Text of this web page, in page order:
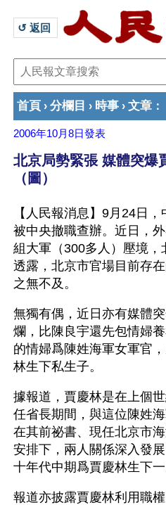
↺ 返回
首頁 › 分欄目 › 時事 › 文章 ：
2006年10月8日發表
北京局勢緊張 媒體突爆
（圖）
【人民報消息】9月24日
被中央撤職查辦。近日，
組大軍（300多人）壓境
透露，北京市官場目前存
之無不及。
無獨有偶，近日亦有媒體
爛，比陳良宇還先包情婦
的情婦爲陳姓海軍女軍官
林生下私生子。
據報道，賈慶林是在上個
任省長期間，與這位陳姓
在其前祕書、現任北京市
安排下，兩人關係深入發
十年代中期爲賈慶林生下
報道亦披露賈慶林利用職